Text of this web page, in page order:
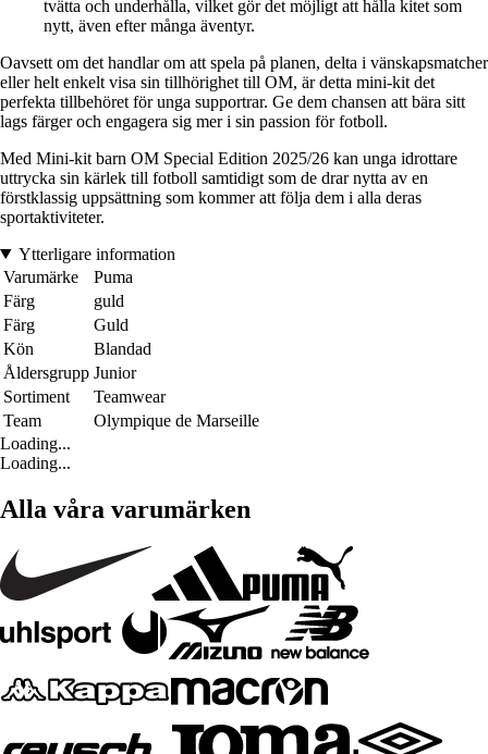
tvätta och underhålla, vilket gör det möjligt att hålla kitet som
nytt, även efter många äventyr.
Oavsett om det handlar om att spela på planen, delta i vänskapsmatcher
eller helt enkelt visa sin tillhörighet till OM, är detta mini-kit det
perfekta tillbehöret för unga supportrar. Ge dem chansen att bära sitt
lags färger och engagera sig mer i sin passion för fotboll.
Med Mini-kit barn OM Special Edition 2025/26 kan unga idrottare
uttrycka sin kärlek till fotboll samtidigt som de drar nytta av en
förstklassig uppsättning som kommer att följa dem i alla deras
sportaktiviteter.
Ytterligare information
Varumärke
Puma
Färg
guld
Färg
Guld
Kön
Blandad
Åldersgrupp Junior
Sortiment
Teamwear
Team
Olympique de Marseille
Loading...
Loading...
Alla våra varumärken